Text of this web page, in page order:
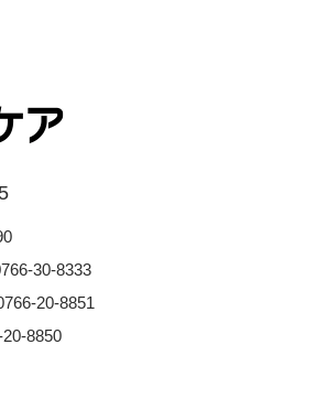
30-8333
20-8851
8850